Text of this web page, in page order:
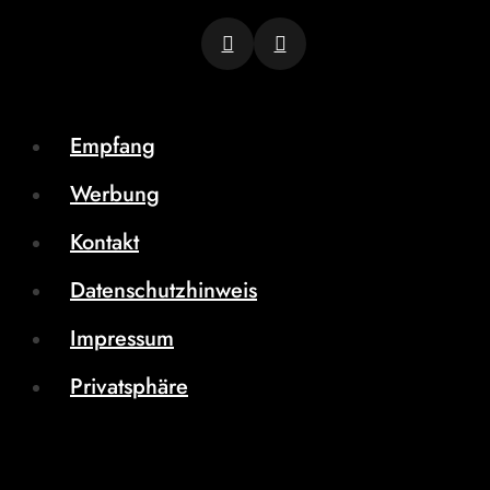
Empfang
Werbung
Kontakt
Datenschutzhinweis
Impressum
Privatsphäre